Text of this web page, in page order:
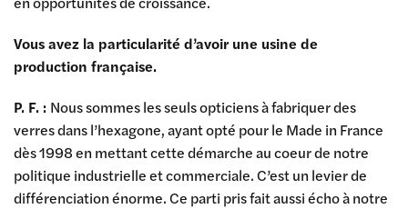
Vous avez la particularité d’avoir une usine de
production française.
P. F. : Nous sommes les seuls opticiens à fabriquer des
verres dans l’hexagone, ayant opté pour le Made in France
dès 1998 en mettant cette démarche au coeur de notre
politique industrielle et commerciale. C’est un levier de
différenciation énorme. Ce parti pris fait aussi écho à notre